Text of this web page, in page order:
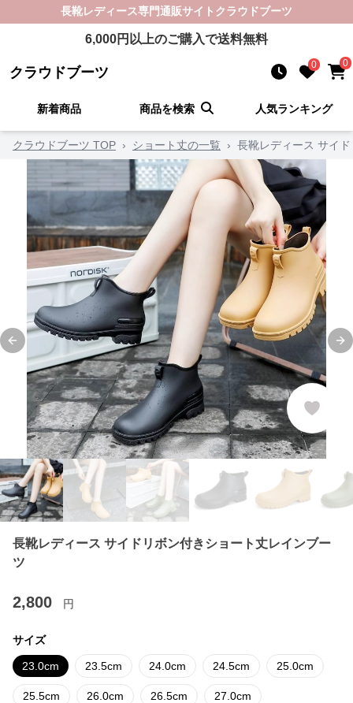
長靴レディース専門通販サイト クラウドブーツ
6,000円以上のご購入で送料無料
クラウドブーツ 0 0
新着商品 商品を検索 人気ランキング
クラウドブーツ TOP › ショート丈の一覧 › 長靴レディース サイ
Previous slide
長靴レディース サイドリボン付きショート丈レインブー
ツ
2,800 円
サイズ
23.0cm 23.5cm 24.0cm 24.5cm 25.0cm
25.5cm 26.0cm 26.5cm 27.0cm